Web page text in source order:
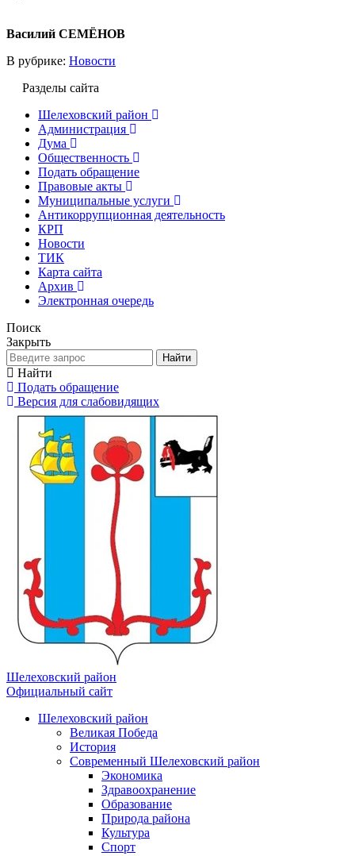
Василий СЕМЁНОВ
В рубрике: Новости
Разделы сайта
Шелеховский район
Администрация
Дума
Общественность
Подать обращение
Правовые акты
Муниципальные услуги
Антикоррупционная деятельность
КРП
Новости
ТИК
Карта сайта
Архив
Электронная очередь
Поиск
Закрыть
Найти
Найти
Подать обращение
Версия для слабовидящих
Шелеховский район
Официальный сайт
Шелеховский район
Великая Победа
История
Современный Шелеховский район
Экономика
Здравоохранение
Образование
Природа района
Культура
Спорт